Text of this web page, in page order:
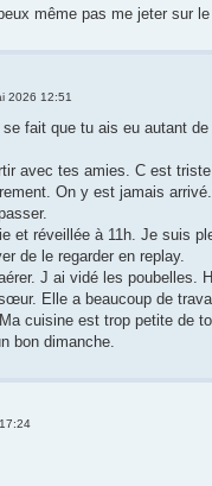
même pas me jeter sur
2026 12:51
fait que tu ais eu autant
avec tes amies. C est
On y est jamais
et réveillée à 11h. Je suis
de le regarder en replay.
J ai vidé les poubelles.
Elle a beaucoup de
cuisine est trop petite de
bon dimanche.